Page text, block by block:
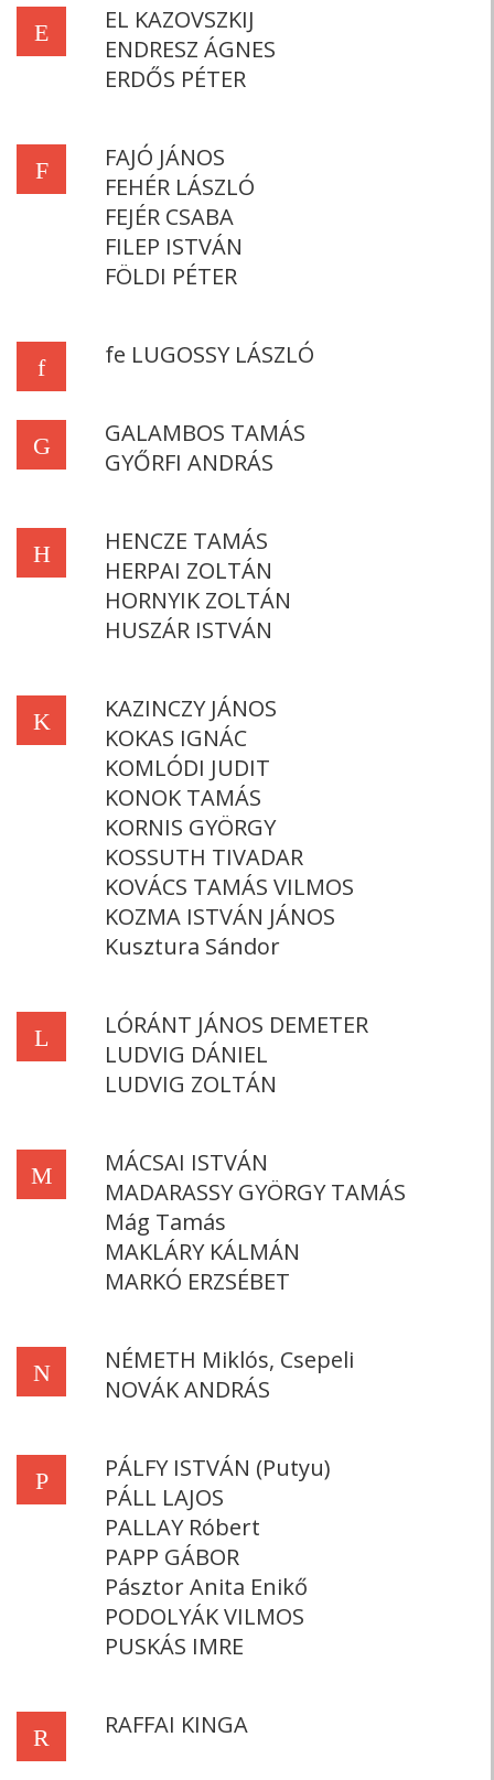
E
EL KAZOVSZKIJ
ENDRESZ ÁGNES
ERDŐS PÉTER
F
FAJÓ JÁNOS
FEHÉR LÁSZLÓ
FEJÉR CSABA
FILEP ISTVÁN
FÖLDI PÉTER
f fe LUGOSSY LÁSZLÓ
G
GALAMBOS TAMÁS
GYŐRFI ANDRÁS
H
HENCZE TAMÁS
HERPAI ZOLTÁN
HORNYIK ZOLTÁN
HUSZÁR ISTVÁN
K
KAZINCZY JÁNOS
KOKAS IGNÁC
KOMLÓDI JUDIT
KONOK TAMÁS
KORNIS GYÖRGY
KOSSUTH TIVADAR
KOVÁCS TAMÁS VILMOS
KOZMA ISTVÁN JÁNOS
Kusztura Sándor
L
LÓRÁNT JÁNOS DEMETER
LUDVIG DÁNIEL
LUDVIG ZOLTÁN
M
MÁCSAI ISTVÁN
MADARASSY GYÖRGY TAMÁS
Mág Tamás
MAKLÁRY KÁLMÁN
MARKÓ ERZSÉBET
N
NÉMETH Miklós, Csepeli
NOVÁK ANDRÁS
P
PÁLFY ISTVÁN (Putyu)
PÁLL LAJOS
PALLAY Róbert
PAPP GÁBOR
Pásztor Anita Enikő
PODOLYÁK VILMOS
PUSKÁS IMRE
R RAFFAI KINGA